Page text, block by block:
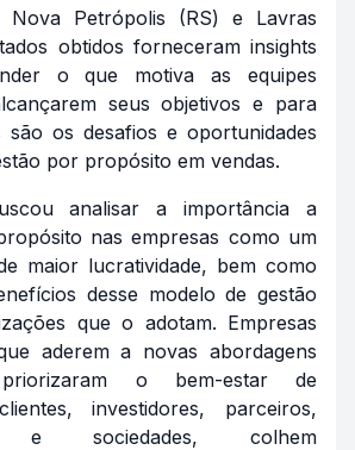
Nova Petrópolis (RS) e Lavras
obtidos forneceram insights
o que motiva as equipes
seus objetivos e para
são os desafios e oportunidades
por propósito em vendas.
analisar a importância a
nas empresas como um
maior lucratividade, bem como
desse modelo de gestão
que o adotam. Empresas
aderem a novas abordagens
o bem-estar de
investidores, parceiros,
e sociedades, colhem